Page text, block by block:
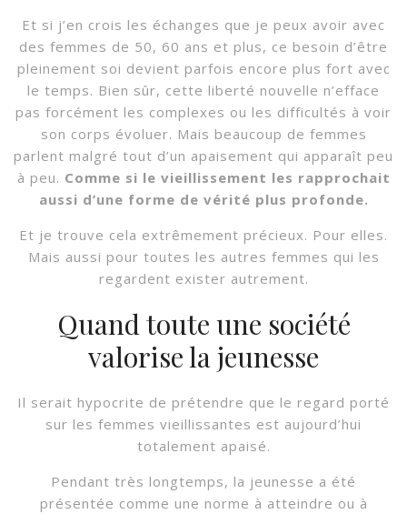
Et si j’en crois les échanges que je peux avoir avec
des femmes de 50, 60 ans et plus, ce besoin d’être
pleinement soi devient parfois encore plus fort avec
le temps. Bien sûr, cette liberté nouvelle n’efface
pas forcément les complexes ou les difficultés à voir
son corps évoluer. Mais beaucoup de femmes
parlent malgré tout d’un apaisement qui apparaît peu
à peu. Comme si le vieillissement les rapprochait
aussi d’une forme de vérité plus profonde.
Et je trouve cela extrêmement précieux. Pour elles.
Mais aussi pour toutes les autres femmes qui les
regardent exister autrement.
Quand toute une société
valorise la jeunesse
Il serait hypocrite de prétendre que le regard porté
sur les femmes vieillissantes est aujourd’hui
totalement apaisé.
Pendant très longtemps, la jeunesse a été
présentée comme une norme à atteindre ou à